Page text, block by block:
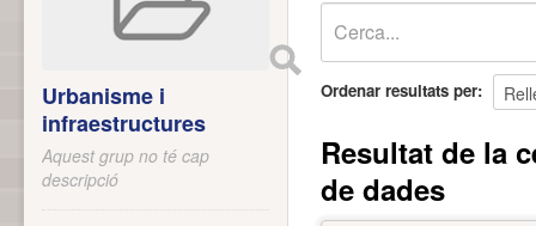
Ordenar resultats per
Resultat de la
de dades
Urbanisme i
infraestructures
Aquest grup no té cap
descripció